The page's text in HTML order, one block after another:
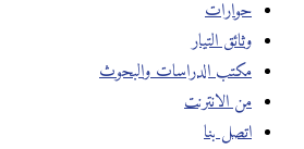
حوارات
وثائق التيار
مكتب الدراسات والبحوث
من الانترنت
اتصل بنا